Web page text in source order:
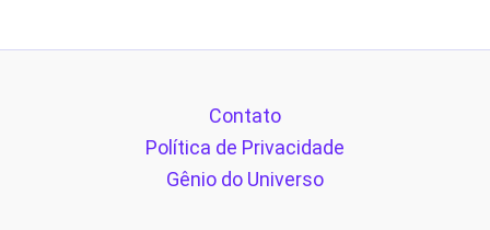
Contato
Política de Privacidade
Gênio do Universo